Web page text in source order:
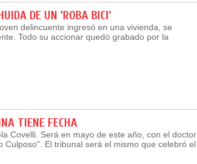
DE UN 'ROBA BICI'
delincuente ingresó en una vivienda, se
Todo su accionar quedó grabado por la
TIENE FECHA
Covelli. Será en mayo de este año, con el doctor
El tribunal será el mismo que celebró el